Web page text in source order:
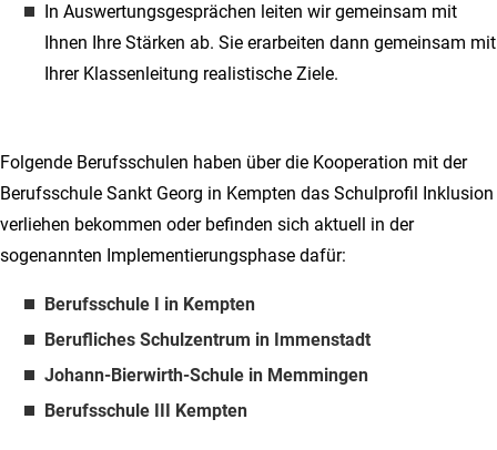
In Auswertungsgesprächen leiten wir gemeinsam mit
Ihnen Ihre Stärken ab. Sie erarbeiten dann gemeinsam mit
Ihrer Klassenleitung realistische Ziele.
Folgende Berufsschulen haben über die Kooperation mit der
Berufsschule Sankt Georg in Kempten das Schulprofil Inklusion
verliehen bekommen oder befinden sich aktuell in der
sogenannten Implementierungsphase dafür:
Berufsschule I in Kempten
Berufliches Schulzentrum in Immenstadt
Johann-Bierwirth-Schule in Memmingen
Berufsschule III Kempten